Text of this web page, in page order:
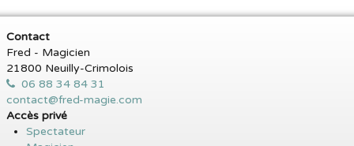
Contact
Fred - Magicien
21800 Neuilly-Crimolois
06 88 34 84 31
contact@fred-magie.com
Accès privé
Spectateur